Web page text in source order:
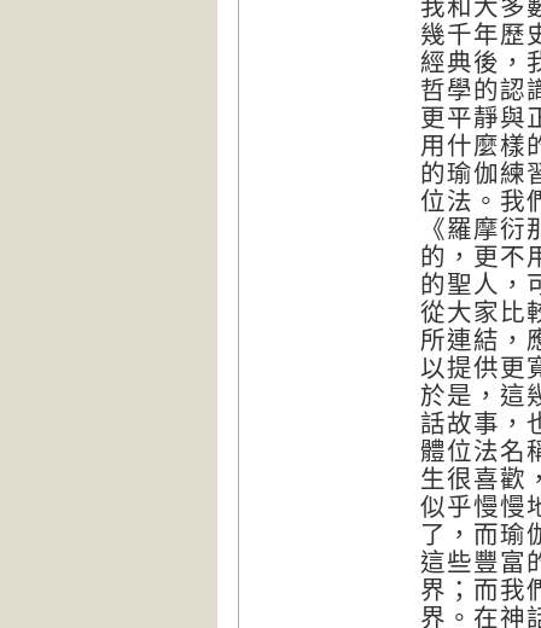
我和大多
幾千年歷
經典後，
哲學的認
更平靜與
用什麼樣
的瑜伽練
位法。我
《羅摩
的，更不
的聖人，
從大家比
所連結，
以提供更
於是，這
話故事，
體位法名
生很喜歡
似乎慢慢
了，而瑜
這些豐富
界；而我
界。在神